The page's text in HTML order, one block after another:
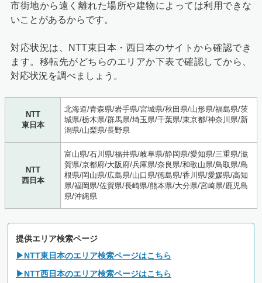
市街地から遠く離れた場所や建物によっては利用できな
いことがあるからです。
対応状況は、NTT東日本・西日本のサイトから確認でき
ます。移転先がどちらのエリアか下表で確認してから、
対応状況を調べましょう。
NTT
東日本
北海道/青森県/岩手県/宮城県/秋田県/山形県/福島県/茨
城県/栃木県/群馬県/埼玉県/千葉県/東京都/神奈川県/新
潟県/山梨県/長野県
NTT
西日本
富山県/石川県/福井県/岐阜県/静岡県/愛知県/三重県/滋
賀県/京都府/大阪府/兵庫県/奈良県/和歌山県/鳥取県/島
根県/岡山県/広島県/山口県/徳島県/香川県/愛媛県/高知
県/福岡県/佐賀県/長崎県/熊本県/大分県/宮崎県/鹿児島
県/沖縄県
提供エリア検索ページ
▶NTT東日本のエリア検索ページはこちら
▶NTT西日本のエリア検索ページはこちら